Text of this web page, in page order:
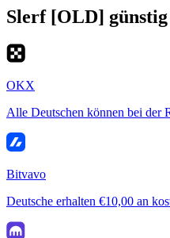
Slerf [OLD]
OKX
Alle Deutschen können bei der
Bitvavo
Deutsche erhalten €10,00 an